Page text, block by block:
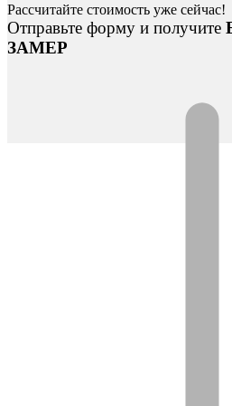
Рассчитайте стоимость уже сейчас!
Отправьте форму и получите
ЗАМЕР